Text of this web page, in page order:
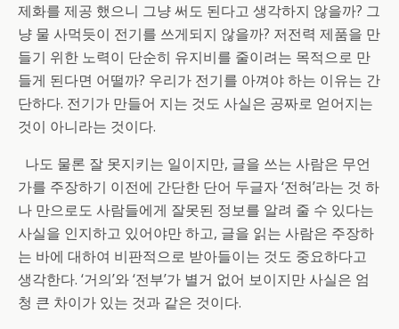
제화를 제공 했으니 그냥 써도 된다고 생각하지 않을까? 그
냥 물 사먹듯이 전기를 쓰게되지 않을까? 저전력 제품을 만
들기 위한 노력이 단순히 유지비를 줄이려는 목적으로 만
들게 된다면 어떨까? 우리가 전기를 아껴야 하는 이유는 간
단하다. 전기가 만들어 지는 것도 사실은 공짜로 얻어지는
것이 아니라는 것이다.
나도 물론 잘 못지키는 일이지만, 글을 쓰는 사람은 무언
가를 주장하기 이전에 간단한 단어 두글자 ‘전혀’라는 것 하
나 만으로도 사람들에게 잘못된 정보를 알려 줄 수 있다는
사실을 인지하고 있어야만 하고, 글을 읽는 사람은 주장하
는 바에 대하여 비판적으로 받아들이는 것도 중요하다고
생각한다. ‘거의’와 ‘전부’가 별거 없어 보이지만 사실은 엄
청 큰 차이가 있는 것과 같은 것이다.